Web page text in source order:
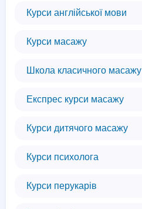
Курси англійської мови
Курси масажу
Школа класичного масажу
Експрес курси масажу
Курси дитячого масажу
Курси психолога
Курси перукарів